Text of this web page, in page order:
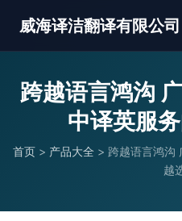
威海译洁翻译有限公司
跨越语言鸿沟
中译英服
首页 > 产品大全 > 跨越语言鸿沟
越